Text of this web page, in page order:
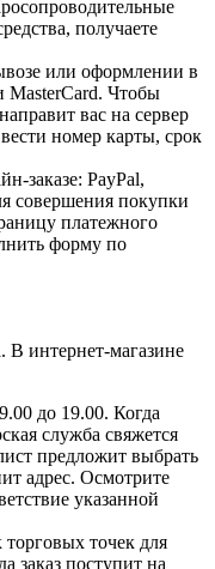
получаете
или оформлении в
MasterCard. Чтобы
вас на сервер
номер карты, срок
заказе: PayPal,
совершения покупки
платежного
форму по
В интернет-магазине
до 19.00. Когда
служба свяжется
предложит выбрать
адрес. Осмотрите
указанной
точек для
заказ поступит на